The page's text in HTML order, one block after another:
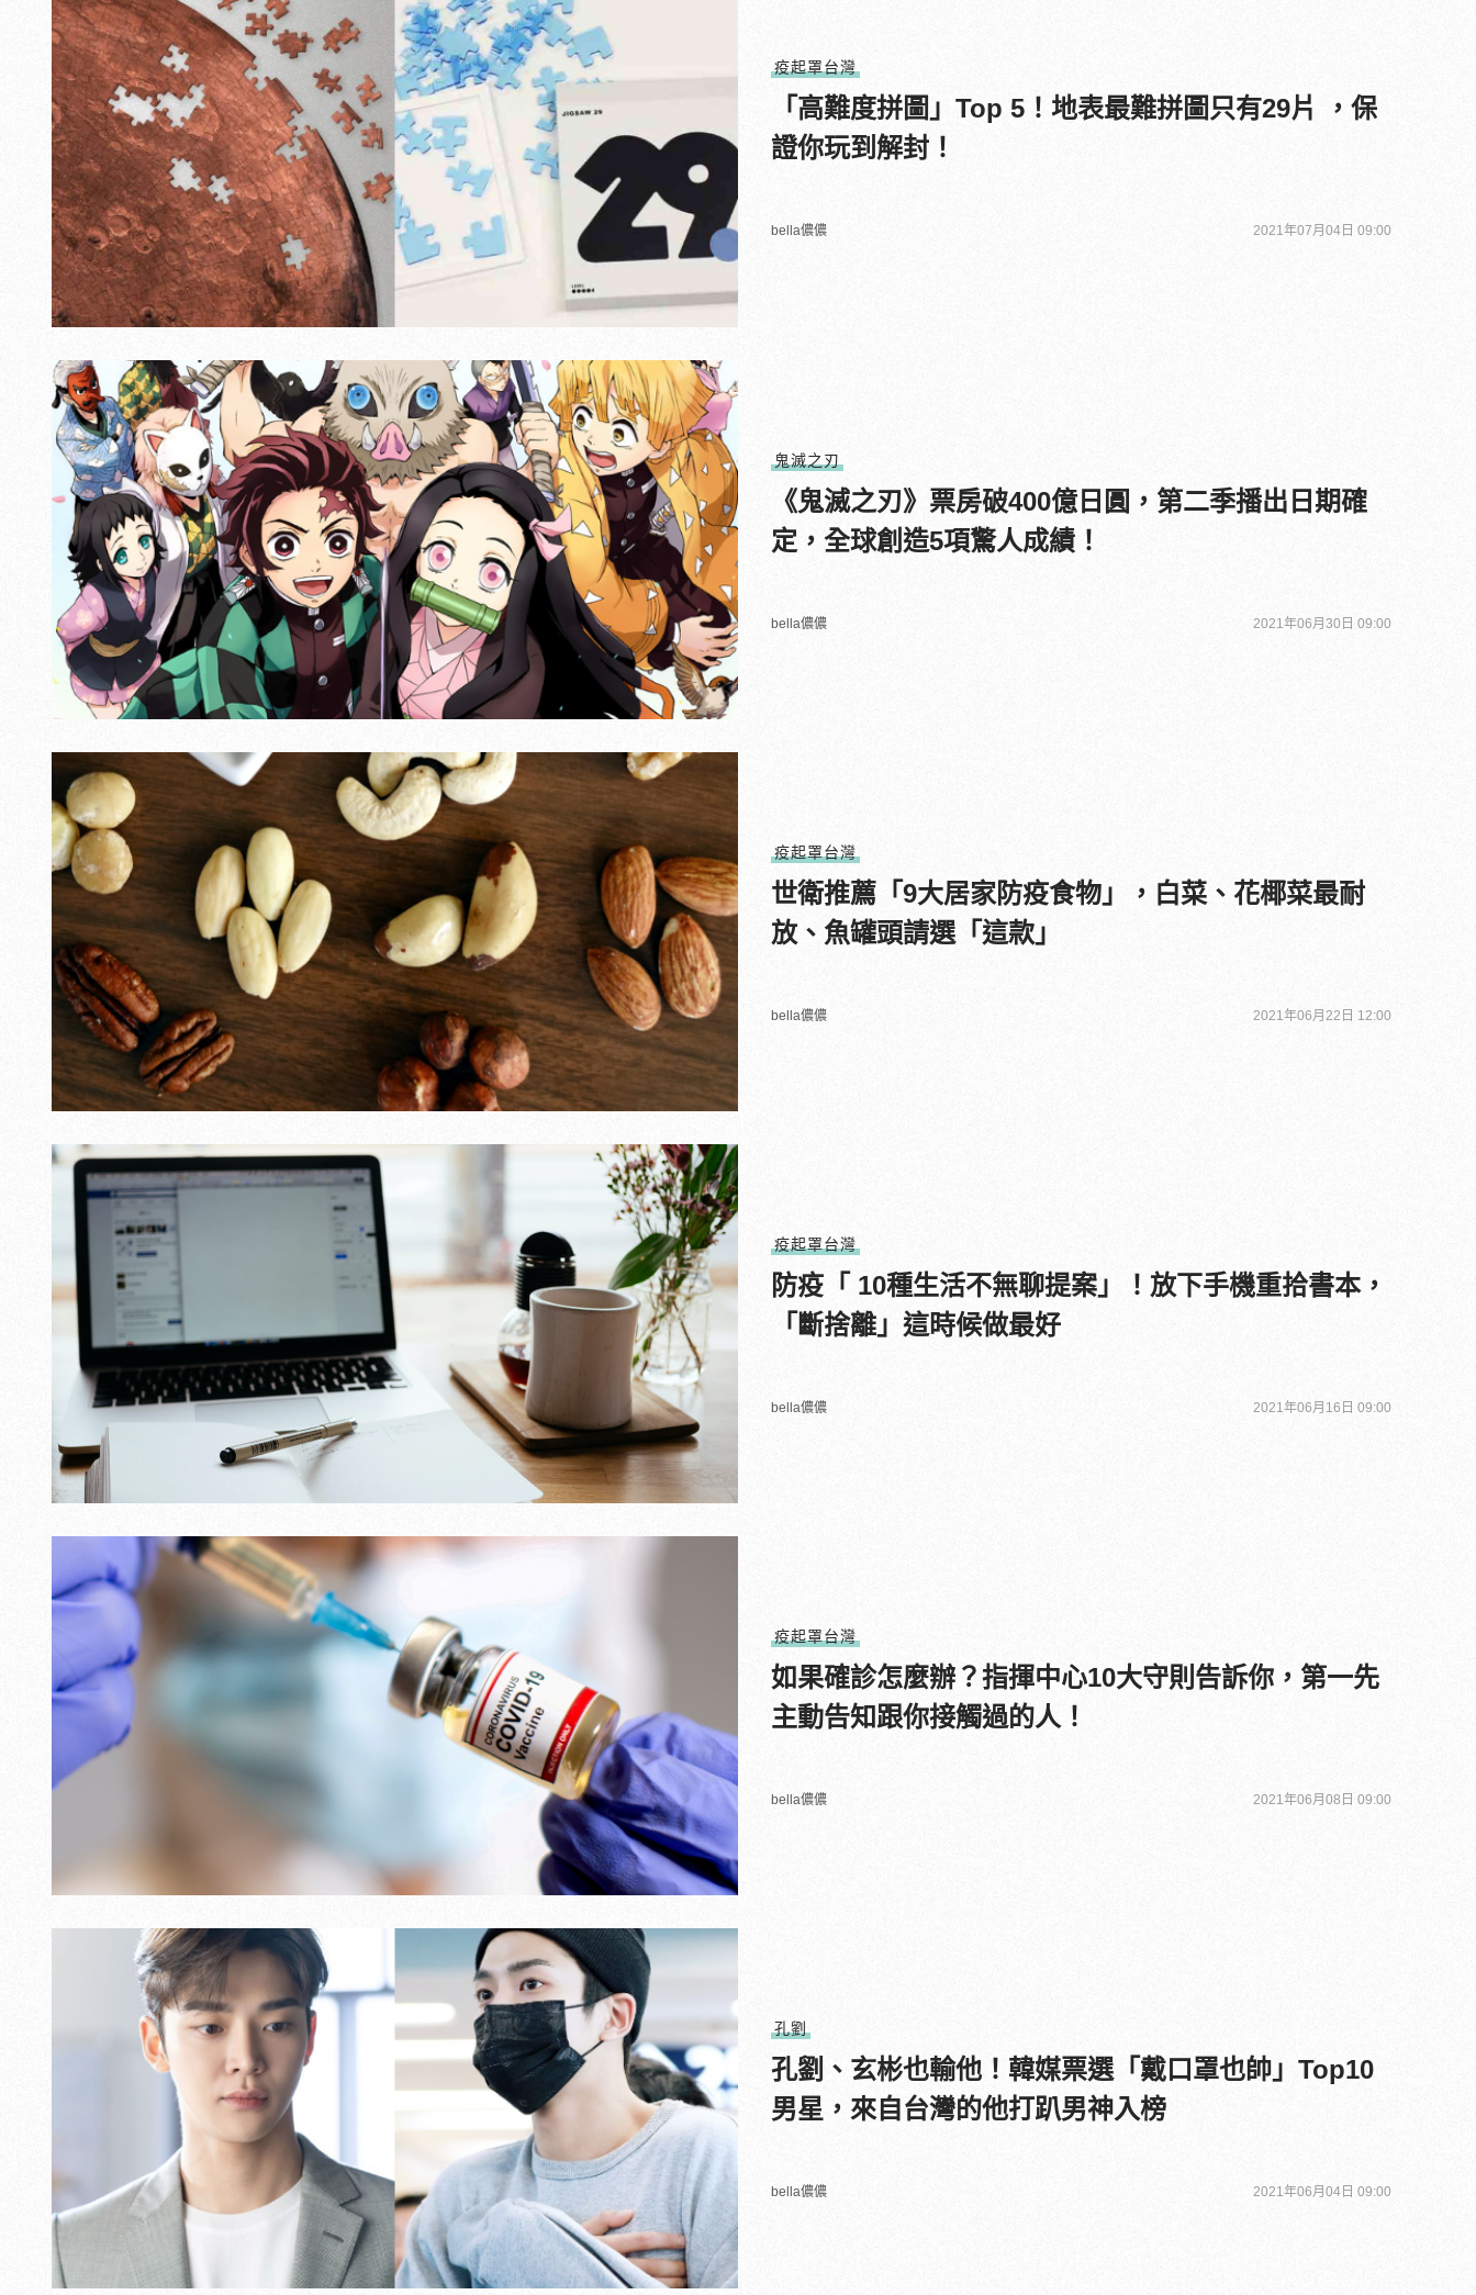
疫起罩台灣
「高難度拼圖」Top 5！地表最難拼圖只有29片 ，保
證你玩到解封！
bella儂儂 2021年07月04日 09:00
鬼滅之刃
《鬼滅之刃》票房破400億日圓，第二季播出日期確
定，全球創造5項驚人成績！
bella儂儂 2021年06月30日 09:00
疫起罩台灣
世衛推薦「9大居家防疫食物」，白菜、花椰菜最耐
放、魚罐頭請選「這款」
bella儂儂 2021年06月22日 12:00
疫起罩台灣
防疫「 10種生活不無聊提案」！放下手機重拾書本，
「斷捨離」這時候做最好
bella儂儂 2021年06月16日 09:00
疫起罩台灣
如果確診怎麼辦？指揮中心10大守則告訴你，第一先
主動告知跟你接觸過的人！
bella儂儂 2021年06月08日 09:00
孔劉
孔劉、玄彬也輸他！韓媒票選「戴口罩也帥」Top10
男星，來自台灣的他打趴男神入榜
bella儂儂 2021年06月04日 09:00